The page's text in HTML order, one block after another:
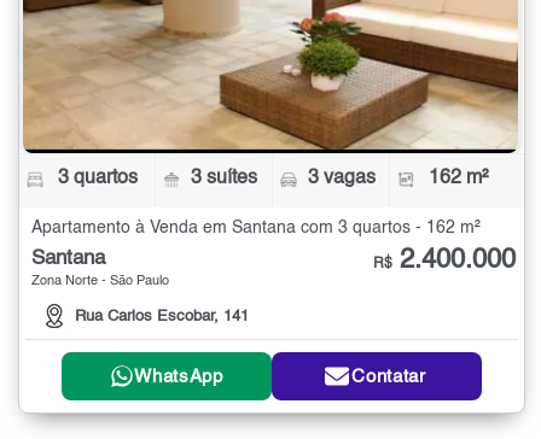
3 quartos 3 suítes 3 vagas 162 m²
Apartamento à Venda em Santana com 3 quartos - 162 m²
Santana
Zona Norte - São Paulo
Rua Carlos Escobar, 141
R$ 2.400.000
WhatsApp Contatar